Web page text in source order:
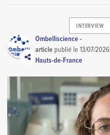
INTERVIEW
Ombelliscience -
article publié le13/07/2026
Hauts-de-France